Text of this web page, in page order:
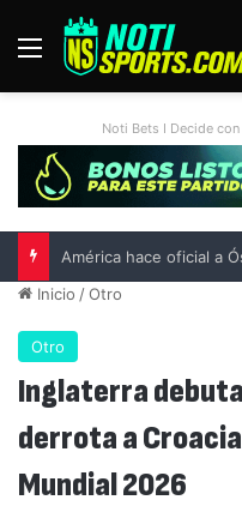
Menú
Noti Bets I Decide
Inicio /Otro
Otro
Inglaterra
derrota a
Mundial 2026